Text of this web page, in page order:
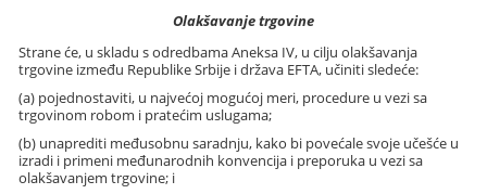
Olakšavanje trgovine
Strane će, u skladu s odredbama Aneksa IV, u cilju olakšavanja
trgovine između Republike Srbije i država EFTA, učiniti sledeće:
(a) pojednostaviti, u najvećoj mogućoj meri, procedure u vezi sa
trgovinom robom i pratećim uslugama;
(b) unaprediti međusobnu saradnju, kako bi povećale svoje učešće u
izradi i primeni međunarodnih konvencija i preporuka u vezi sa
olakšavanjem trgovine; i